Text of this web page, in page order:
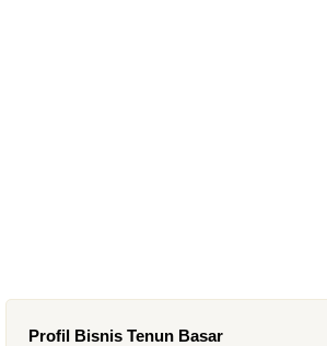
Profil Bisnis Tenun Basar